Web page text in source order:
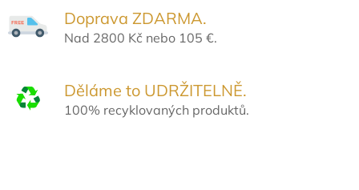
Doprava ZDARMA.
Nad 2800 Kč nebo 105 €.
Děláme to UDRŽITELNĚ.
100% recyklovaných produktů.